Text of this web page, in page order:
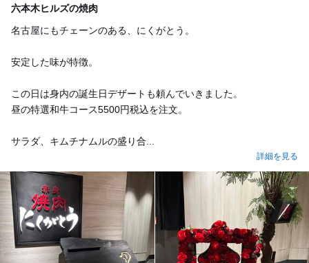
六本木ヒルズの焼肉
名古屋にもチェーンのある、にくがとう。
安定した味が特徴。
この日は身内の誕生日デザートも頼んでいきました。
昼の特選和牛コース5500円税込を注文。
サラダ、キムチナムルの盛り合...
詳細を見る